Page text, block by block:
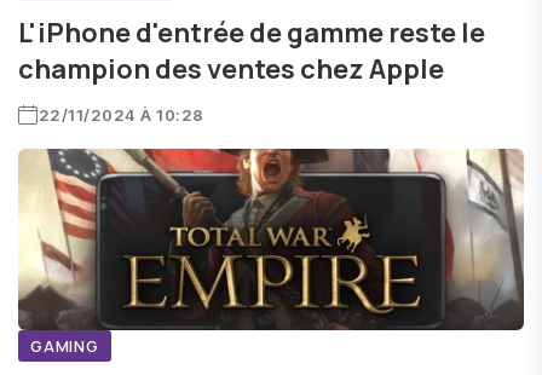
L'iPhone d'entrée de gamme reste le
champion des ventes chez Apple
22/11/2024 À 10:28
GAMING